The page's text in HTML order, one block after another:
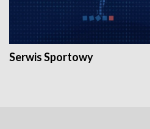
Serwis Sportowy